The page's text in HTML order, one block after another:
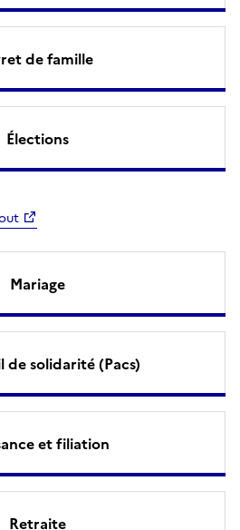
de famille
Élections
Mariage
de solidarité (Pacs)
et filiation
Retraite